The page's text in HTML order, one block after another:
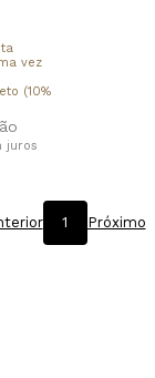
vez
(10%
juros
1 Próximo